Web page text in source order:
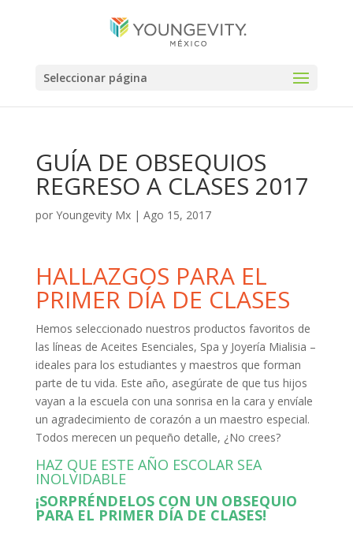
Seleccionar página
GUÍA DE OBSEQUIOS
REGRESO A CLASES 2017
por Youngevity Mx| Ago 15, 2017
HALLAZGOS PARA EL
PRIMER DÍA DE CLASES
Hemos seleccionado nuestros productos favoritos de
las líneas de Aceites Esenciales, Spa y Joyería Mialisia –
ideales para los estudiantes y maestros que forman
parte de tu vida. Este año, asegúrate de que tus hijos
vayan a la escuela con una sonrisa en la cara y envíale
un agradecimiento de corazón a un maestro especial.
Todos merecen un pequeño detalle, ¿No crees?
HAZ QUE ESTE AÑO ESCOLAR SEA
INOLVIDABLE
¡SORPRÉNDELOS CON UN OBSEQUIO
PARA EL PRIMER DÍA DE CLASES!